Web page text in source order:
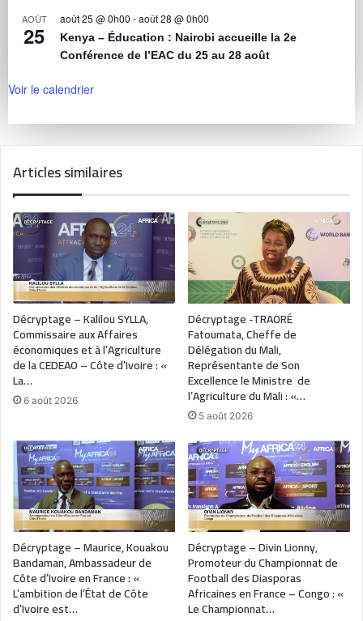
AOÛT
25
août 25 @ 0h00 -août 28 @ 0h00
Kenya – Éducation : Nairobi accueille la 2e
Conférence de l’EAC du 25 au 28 août
Voir le calendrier
Articles similaires
Décryptage – Kalilou SYLLA,
Commissaire aux Affaires
économiques et à l’Agriculture
de la CEDEAO – Côte d’Ivoire : «
La…
6 août 2026
Décryptage -TRAORÉ
Fatoumata, Cheffe de
Délégation du Mali,
Représentante de Son
Excellence le Ministre de
l’Agriculture du Mali : «…
5 août 2026
Décryptage – Maurice, Kouakou
Bandaman, Ambassadeur de
Côte d’Ivoire en France : «
L’ambition de l’État de Côte
d’Ivoire est…
Décryptage – Divin Lionny,
Promoteur du Championnat de
Football des Diasporas
Africaines en France – Congo : «
Le Championnat…